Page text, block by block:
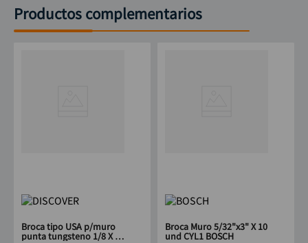
Productos complementarios
Broca tipo USA p/muro
punta tungsteno 1/8 X 3
Broca Muro 5/32"x3" X 10
und CYL1 BOSCH